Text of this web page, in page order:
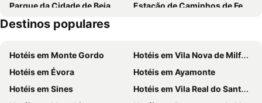
Parque da Cidade de Beja
Estação de Caminhos de Ferro de Beja
Museu Mineiro de Lousal
Destinos populares
Hotéis em Monte Gordo
Hotéis em Vila Nova de Milfontes
Hotéis em Évora
Hotéis em Ayamonte
Hotéis em Sines
Hotéis em Vila Real do Santo António